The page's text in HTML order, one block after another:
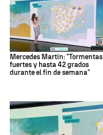
Mercedes Martín: "Tormentas
fuertes y hasta 42 grados
durante el fin de semana"